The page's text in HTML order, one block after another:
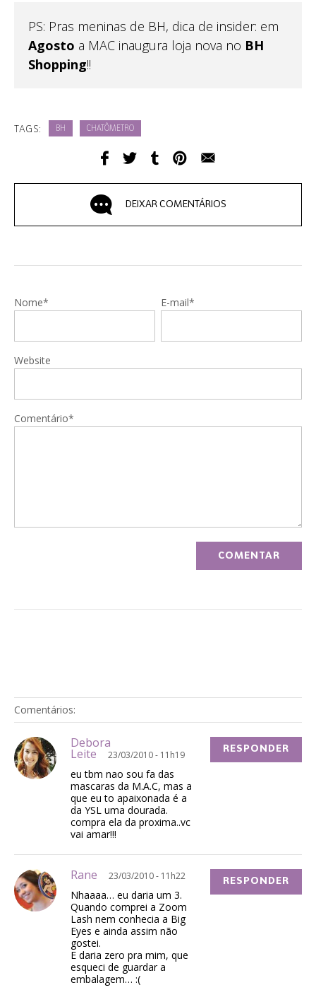
PS: Pras meninas de BH, dica de insider: em
Agosto a MAC inaugura loja nova no BH
Shopping!!
TAGS: BH CHATÔMETRO
DEIXAR COMENTÁRIOS
Nome* E-mail*
Website
Comentário*
Comentários:
Debora
Leite 23/03/2010 - 11h19
eu tbm nao sou fa das
mascaras da M.A.C, mas a
que eu to apaixonada é a
da YSL uma dourada.
compra ela da proxima..vc
vai amar!!!
RESPONDER
Rane 23/03/2010 - 11h22
Nhaaaa… eu daria um 3.
Quando comprei a Zoom
Lash nem conhecia a Big
Eyes e ainda assim não
gostei.
E daria zero pra mim, que
esqueci de guardar a
embalagem… :(
RESPONDER